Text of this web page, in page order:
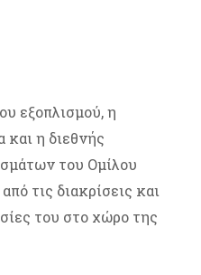
εξοπλισμού, η
και η διεθνής
του Ομίλου
τις διακρίσεις και
του στο χώρο της